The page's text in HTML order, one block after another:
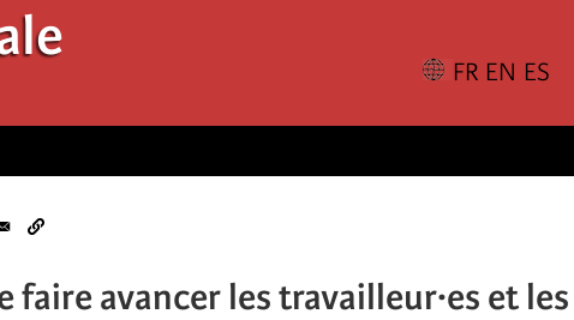
faire avancer les travailleur·es et les